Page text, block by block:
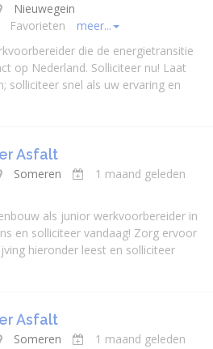
Nieuwegein
Favorieten
meer...
die de energietransitie
op Nederland. Solliciteer nu! Laat
solliciteer snel als uw ervaring en
Asfalt
Someren
1 maand geleden
als junior werkvoorbereider in
en solliciteer vandaag! Zorg ervoor
hieronder leest en solliciteer
Asfalt
Someren
1 maand geleden